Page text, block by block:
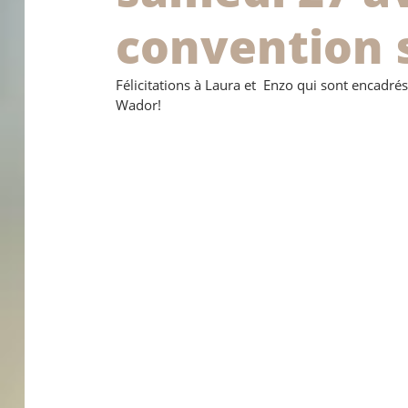
convention
Félicitations à Laura et  Enzo qui sont
Wador!